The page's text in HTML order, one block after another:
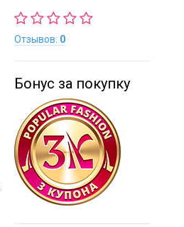
Отзывов: 0
Бонус за покупку